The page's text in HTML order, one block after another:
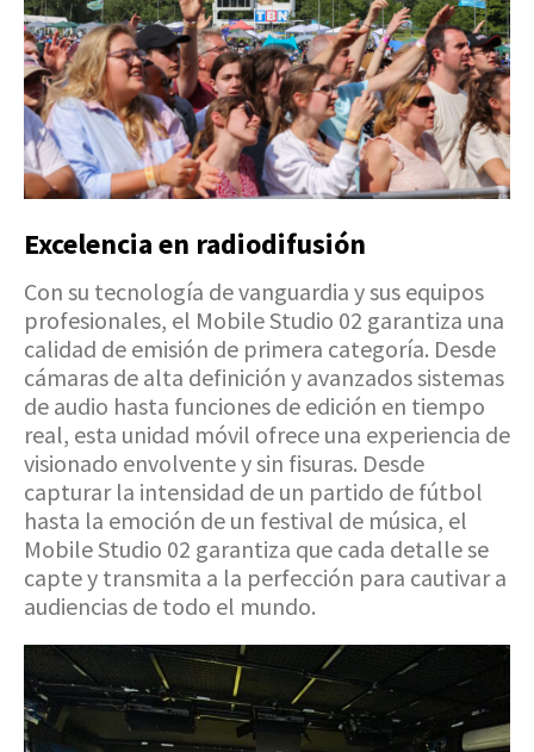
Excelencia en radiodifusión
Con su tecnología de vanguardia y sus equipos
profesionales, el Mobile Studio 02 garantiza una
calidad de emisión de primera categoría. Desde
cámaras de alta definición y avanzados sistemas
de audio hasta funciones de edición en tiempo
real, esta unidad móvil ofrece una experiencia de
visionado envolvente y sin fisuras. Desde
capturar la intensidad de un partido de fútbol
hasta la emoción de un festival de música, el
Mobile Studio 02 garantiza que cada detalle se
capte y transmita a la perfección para cautivar a
audiencias de todo el mundo.